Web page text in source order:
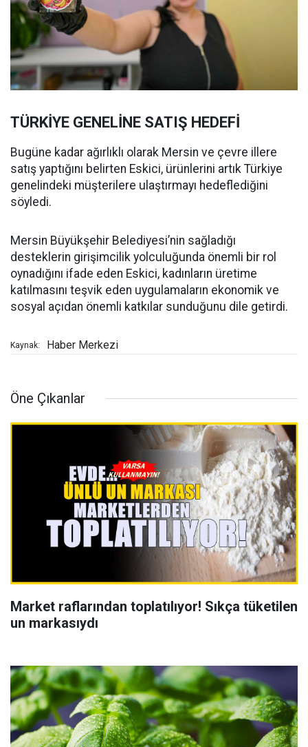
TÜRKİYE GENELİNE SATIŞ HEDEFİ
Bugüne kadar ağırlıklı olarak Mersin ve çevre illere
satış yaptığını belirten Eskici, ürünlerini artık Türkiye
genelindeki müşterilere ulaştırmayı hedeflediğini
söyledi.
Mersin Büyükşehir Belediyesi’nin sağladığı
desteklerin girişimcilik yolculuğunda önemli bir rol
oynadığını ifade eden Eskici, kadınların üretime
katılmasını teşvik eden uygulamaların ekonomik ve
sosyal açıdan önemli katkılar sunduğunu dile getirdi.
Kaynak: Haber Merkezi
Öne Çıkanlar
Market raflarından toplatılıyor! Sıkça tüketilen
un markasıydı